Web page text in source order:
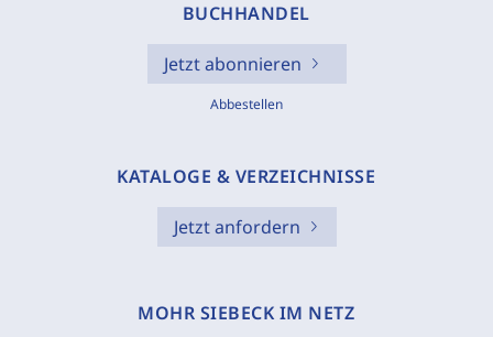
BUCHHANDEL
Jetzt abonnieren
Abbestellen
KATALOGE & VERZEICHNISSE
Jetzt anfordern
MOHR SIEBECK IM NETZ